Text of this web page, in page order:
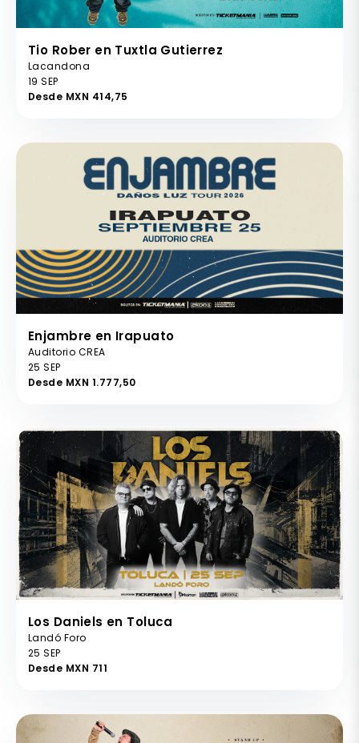
Tio Rober en Tuxtla Gutierrez
Lacandona
19 SEP
Desde MXN 414,75
Enjambre en Irapuato
Auditorio CREA
25 SEP
Desde MXN 1.777,50
Los Daniels en Toluca
Landó Foro
25 SEP
Desde MXN 711